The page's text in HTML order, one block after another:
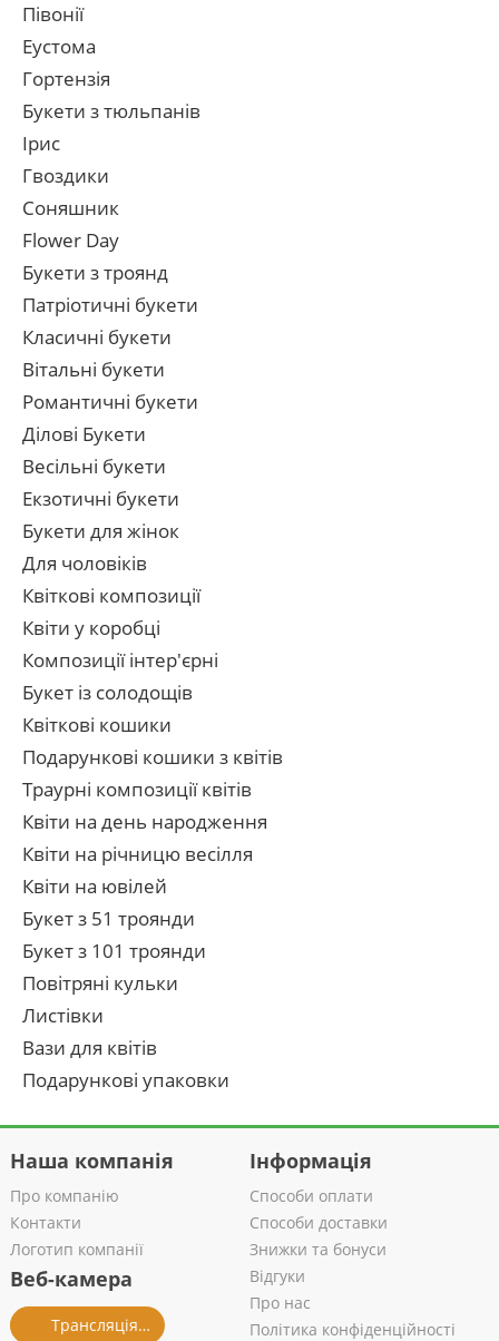
Півонії
Еустома
Гортензія
Букети з тюльпанів
Ірис
Гвоздики
Соняшник
Flower Day
Букети з троянд
Патріотичні букети
Класичні букети
Вітальні букети
Романтичні букети
Ділові Букети
Весільні букети
Екзотичні букети
Букети для жінок
Для чоловіків
Квіткові композиції
Квіти у коробці
Композиції інтер'єрні
Букет із солодощів
Квіткові кошики
Подарункові кошики з квітів
Траурні композиції квітів
Квіти на день народження
Квіти на річницю весілля
Квіти на ювілей
Букет з 51 троянди
Букет з 101 троянди
Повітряні кульки
Листівки
Вази для квітів
Подарункові упаковки
Наша компанія
Про компанію
Контакти
Логотип компанії
Веб-камера
Трансляція із салону
Інформація
Способи оплати
Способи доставки
Знижки та бонуси
Відгуки
Про нас
Політика конфіденційності